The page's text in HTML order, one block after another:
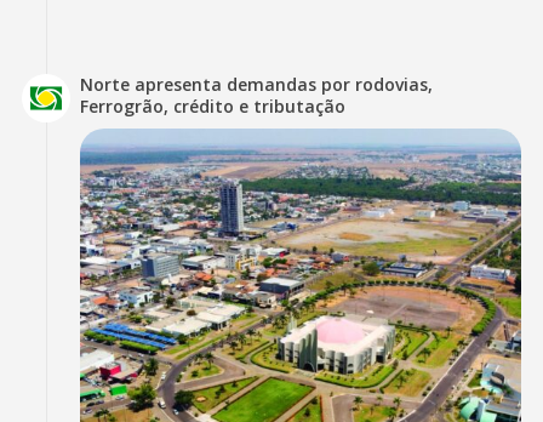
Norte apresenta demandas por rodovias,
Ferrogrão, crédito e tributação